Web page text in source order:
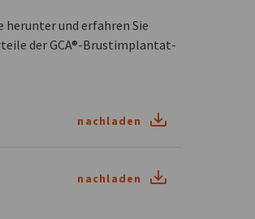
herunter und erfahren Sie
der GCA®-Brustimplantat-
nachladen
nachladen